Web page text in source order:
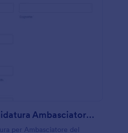
Modulo Di Candidatura Ambasciatore Del Marchio
per Ambasciatore del